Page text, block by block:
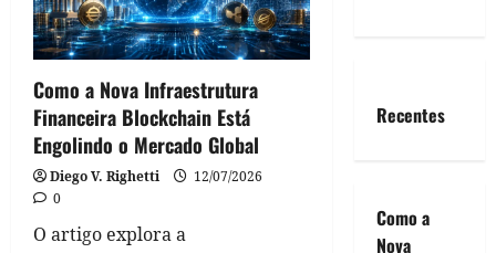
Como a Nova Infraestrutura
Financeira Blockchain Está
Engolindo o Mercado Global
Diego V. Righetti
12/07/2026
0
O artigo explora a
Recentes
Como a
Nova